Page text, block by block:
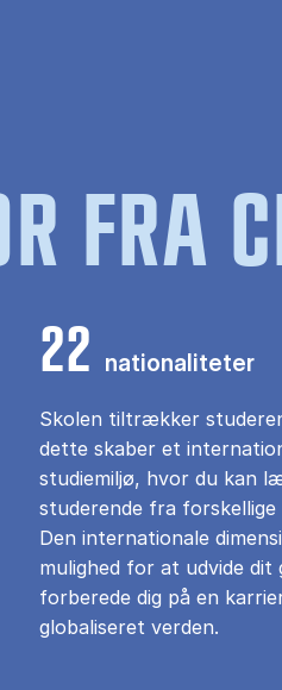
FRA
22 nationaliteter
Skolen tiltrækker
dette skaber et
studiemiljø, hvor du kan
studerende fra
Den internationale
mulighed for at udvide dit
forberede dig på en
globaliseret verden.